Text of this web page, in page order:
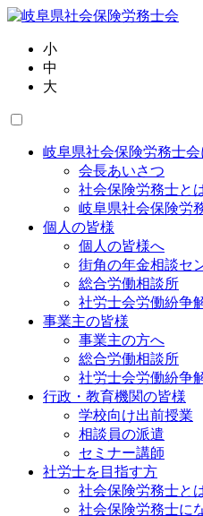
小
中
大
岐阜県社会保険労務士会
会長あいさつ
社会保険労務士と
岐阜県社会保険労
個人の皆様
個人の皆様へ
街角の年金相談セ
総合労働相談所
社労士会労働紛争
事業主の皆様
事業主の方へ
総合労働相談所
社労士会労働紛争
行政・教育機関の皆様
学校向け出前授業
相談員の派遣
セミナー講師
社労士を目指す方
社会保険労務士と
社会保険労務士に